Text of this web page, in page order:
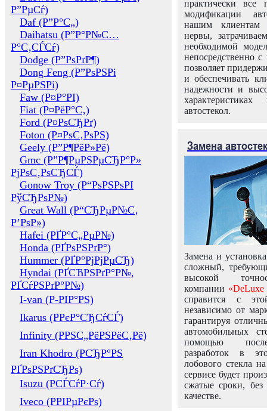
Р”РµСѓ)
Daf (Р”Р°С„)
Daihatsu (Р”Р°Р№С…
Р°С‚СЃСѓ)
Dodge (Р”РѕРґР¶)
Dong Feng (Р”РѕРЅРі
Р¤РµРЅРі)
Faw (Р¤Р°РІ)
Fiat (Р¤РёР°С‚)
Ford (Р¤РѕСЂРґ)
Foton (Р¤РѕС‚РѕРЅ)
Geely (Р”Р¶РёР»Рё)
Gmc (Р”Р¶РµРЅРµСЂР°Р»
РјРѕС‚РѕСЂСЃ)
Gonow Troy (Р“РѕРЅРѕРІ
РўСЂРѕР№)
Great Wall (Р“СЂРµР№С‚
Р’РѕР»)
Hafei (РҐР°С„РµР№)
Honda (РҐРѕРЅРґР°)
Hummer (РҐР°РјРјРµСЂ)
Hyndai (РҐСЋРЅРґР°Р№,
РҐСѓРЅРґР°Р№)
I-van (Р-РІР°РЅ)
Ikarus (РРєР°СЂСѓСЃ)
Infinity (РРЅС„РёРЅРёС‚Рё)
Iran Khodro (РСЂР°РЅ
РҐРѕРЅРґСЂРѕ)
Isuzu (РСЃСѓР·Сѓ)
Iveco (РРІРµРєРѕ)
практически все
модификации
нашим клиентам
нервы,
необходимой
непосредственно
позволяет
и обеспечивать
надежности и
автостекол.
Замена
Замена и
сложный,
высокой
компании «DeLuxe
справится с
независимо от
гарантируя
автомобильных
помощью
разработок в
лобового стекла
сервисе будет
сжатые сроки,
качестве.